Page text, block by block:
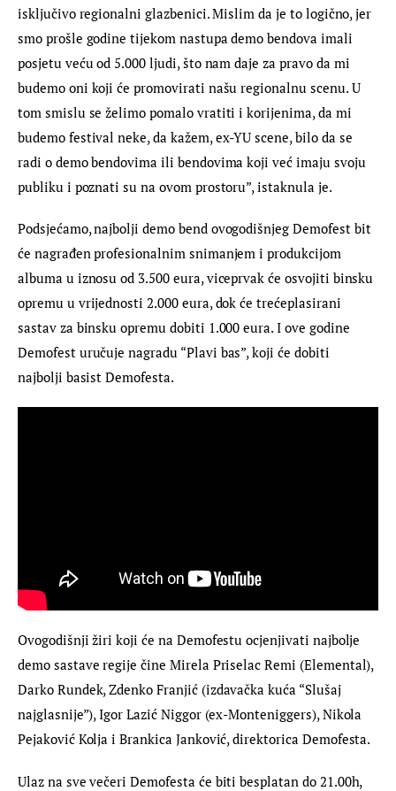
isključivo regionalni glazbenici. Mislim da je to logično, jer
smo prošle godine tijekom nastupa demo bendova imali
posjetu veću od 5.000 ljudi, što nam daje za pravo da mi
budemo oni koji će promovirati našu regionalnu scenu. U
tom smislu se želimo pomalo vratiti i korijenima, da mi
budemo festival neke, da kažem, ex-YU scene, bilo da se
radi o demo bendovima ili bendovima koji već imaju svoju
publiku i poznati su na ovom prostoru”, istaknula je.
Podsjećamo, najbolji demo bend ovogodišnjeg Demofest bit
će nagrađen profesionalnim snimanjem i produkcijom
albuma u iznosu od 3.500 eura, viceprvak će osvojiti binsku
opremu u vrijednosti 2.000 eura, dok će trećeplasirani
sastav za binsku opremu dobiti 1.000 eura. I ove godine
Demofest uručuje nagradu “Plavi bas”, koji će dobiti
najbolji basist Demofesta.
Ovogodišnji žiri koji će na Demofestu ocjenjivati najbolje
demo sastave regije čine Mirela Priselac Remi (Elemental),
Darko Rundek, Zdenko Franjić (izdavačka kuća “Slušaj
najglasnije”), Igor Lazić Niggor (ex-Monteniggers), Nikola
Pejaković Kolja i Brankica Janković, direktorica Demofesta.
Ulaz na sve večeri Demofesta će biti besplatan do 21.00h,